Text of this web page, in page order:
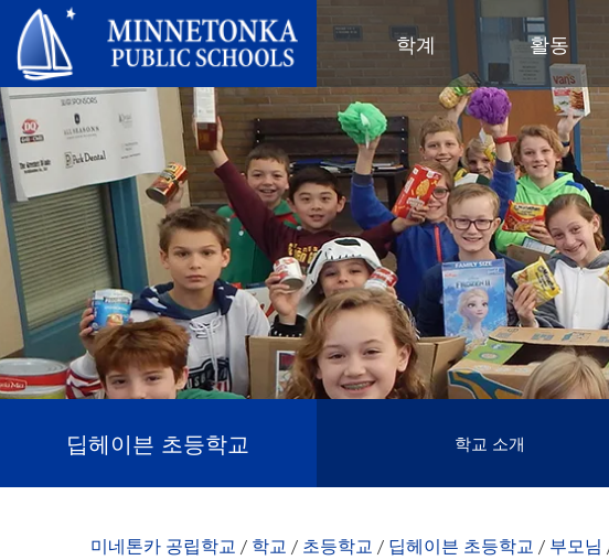
미네토카 공립학교
학계
지역 프로그램
심화 학습
컴퓨터 과학 및 코딩
디지털 헬스 & 웰니스
언어 몰입 교육
음악 설정
네비게이터 프로그램
올베우스(OLWEUS) 학교 폭력 예
방
톤카 온라인
유아기
영유아 건강
유아기 가족
유아 특수교
주니어 익스
미네토카 유
초등부 (유치
교육 과정
초등학생용
초등학교 미
몰입형 교육
문해력 증진
활동
전 학군
우수성 기념 행사
봉사 기념 행사
지역사회 교육
목표를 가진 육아
‘더 푸른 미래를 위한’ 재사용 및 재
활용 행사
톤카가 제공합니다
초등학교
지역 합창단
톤카 과외
청소년 여가 활동
지역사회 교육
미네토카 유치원 및 ECFE
탐험가 (보육)
청소년
성인 프로그램
행사
초등학교
클리어 스프
딥헤이븐 초
엑셀시어 초
그로브랜드
미네와슈타
스케닉 하이
리더십
연차 보고서
학군 정책
교육위원회
교육감
미네토카 학군 소개
지역 지도(새 창/탭에서 열림)
사명, 신념 및 비전
학부모 및 학생 안내서
자랑스러운 점
직원 명단
부서
예산 및 재무
입찰 및 제안
커뮤니케이션
시설 이용 및
인사
영양 서비스
재학생 및 일
안전 및 보안
교육과 학습
기술
교통
딥헤이븐 초등학교 학교 소개
야외 교실
미네톤카 공립학교 / 학교 / 초등학교 / 딥헤이븐 초등학교 / 부모님